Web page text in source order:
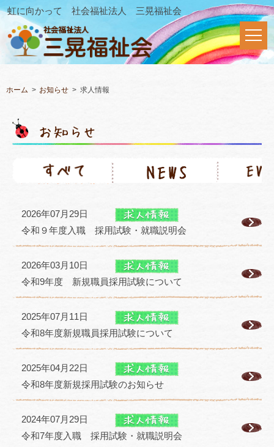
虹に向かって 社会福祉法人 三晃福祉会
ホーム お知らせ 求人情報
2026年07月29日
令和９年度入職 採用試験・就職説明会
2026年03月10日
令和9年度 新規職員採用試験について
2025年07月11日
令和8年度新規職員採用試験について
2025年04月22日
令和8年度新規採用試験のお知らせ
2024年07月29日
令和7年度入職 採用試験・就職説明会